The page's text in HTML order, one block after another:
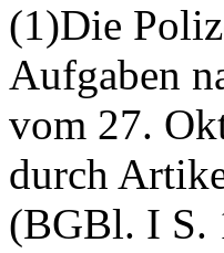
(1)Die
Aufgaben
vom 27.
durch
(BGBl. I S.